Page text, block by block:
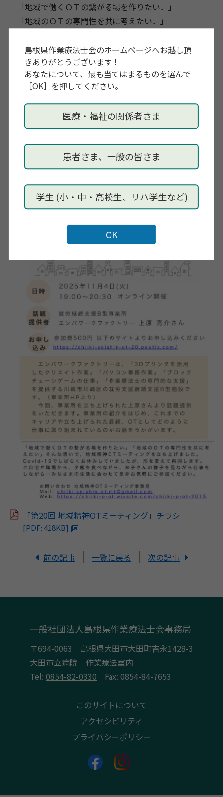
島根県作業療法士会のホームページへお越し頂
きありがとうございます！
あなたについて、最も当てはまるものを選んで
［OK］を押してください。
医療・福祉の関係者さま
患者さま、一般の皆さま
学生 (小・中・高校生、リハ学生など)
「地域で働くＯＴの繋がる場を作りたい．」
「地域のＯＴの専門性を共に考えたい．」
した。
Covid-19でしばらくお休みしていましたが，
て再開しました。
ご自宅や職場から，夕飯を食べながら，
子を見ながら，仕事をしながら，，，みなさまの生活
に合わせて是非お気軽にご参加ください．
就労継続支援B型事業所の起業と実践
話題提供：上原亮介さん（エンパワークファクトリ
ー）
「第20回 地域精神OTミーティング」チラシ
[PDF: 418KB]
前の記事 一覧に戻る 次の記事
一般社団法人島根県作業療法士会事務局
〒694-0063 島根県大田市大田町吉永1428-3
大田市立病院 作業療法室内
Tel: 0854-82-0330 Fax: 0854-84-7653
このサイトについて
アクセシビリティ
プライバシーポリシー